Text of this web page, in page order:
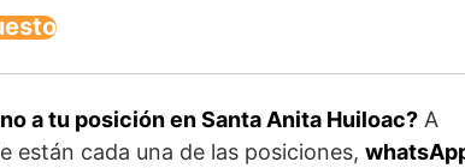
a tu posición en Santa Anita Huiloac? A
están cada una de las posiciones,